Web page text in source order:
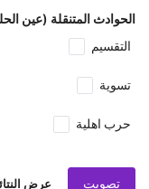
الحوادث المتنقلة (عين
التقسيم
تسوية
حرب اهلية